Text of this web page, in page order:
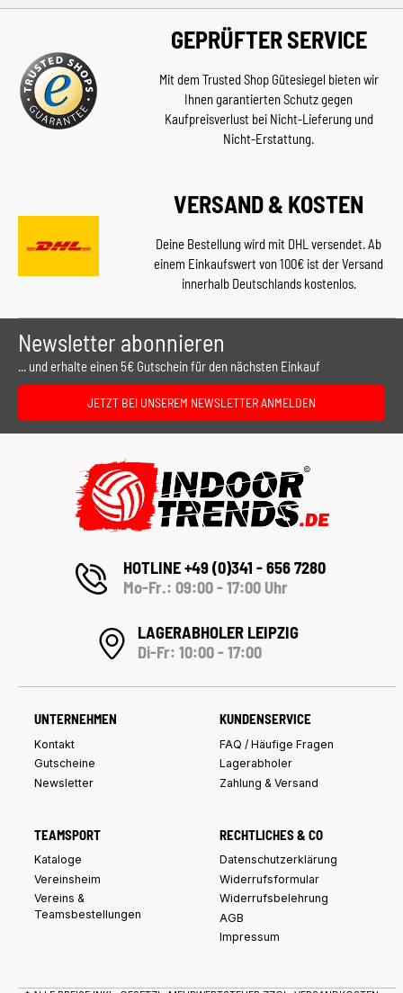
GEPRÜFTER SERVICE
Mit dem Trusted Shop Gütesiegel bieten wir
Ihnen garantierten Schutz gegen
Kaufpreisverlust bei Nicht-Lieferung und
Nicht-Erstattung.
VERSAND & KOSTEN
Deine Bestellung wird mit DHL versendet. Ab
einem Einkaufswert von 100€ ist der Versand
innerhalb Deutschlands kostenlos.
Newsletter abonnieren
... und erhalte einen 5€ Gutschein für den nächsten Einkauf
JETZT BEI UNSEREM NEWSLETTER ANMELDEN
HOTLINE +49 (0)341 - 656 7280
Mo-Fr.: 09:00 - 17:00 Uhr
LAGERABHOLER LEIPZIG
Di-Fr: 10:00 - 17:00
UNTERNEHMEN
Kontakt
Gutscheine
Newsletter
KUNDENSERVICE
FAQ / Häufige Fragen
Lagerabholer
Zahlung & Versand
TEAMSPORT
Kataloge
Vereinsheim
Vereins &
Teamsbestellungen
RECHTLICHES & CO
Datenschutzerklärung
Widerrufsformular
Widerrufsbelehrung
AGB
Impressum